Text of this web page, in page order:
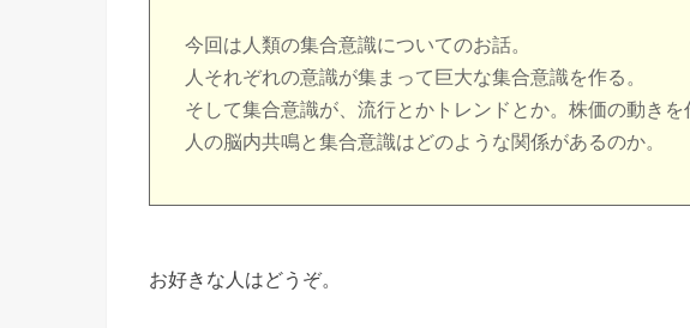
今回は人類の集合意識についてのお話。
人それぞれの意識が集まって巨大な集合意識を作る。
そして集合意識が、流行とかトレンドとか。株価の動きを
人の脳内共鳴と集合意識はどのような関係があるのか。
お好きな人はどうぞ。